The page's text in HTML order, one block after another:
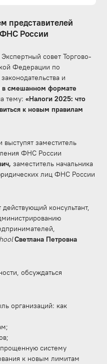
представителей
ФНС России
Экспертный совет Торгово-
Федерации по
и
в смешанном формате
тему: «Налоги 2025: что
к новым правилам
заместитель
ФНС России
заместитель начальника
лиц ФНС России
консультант,
Светлана Петровна
обсуждаться
организаций: как
систему
к новым лимитам